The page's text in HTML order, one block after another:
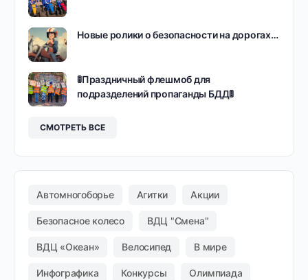
Новые ролики о безопасности на дорогах…
🚦Праздничный флешмоб для
подразделений пропаганды БДД🚦
СМОТРЕТЬ ВСЕ
Автомногоборье Агитки Акции
Безопасное колесо ВДЦ "Смена"
ВДЦ «Океан» Велосипед В мире
Инфографика Конкурсы Олимпиада